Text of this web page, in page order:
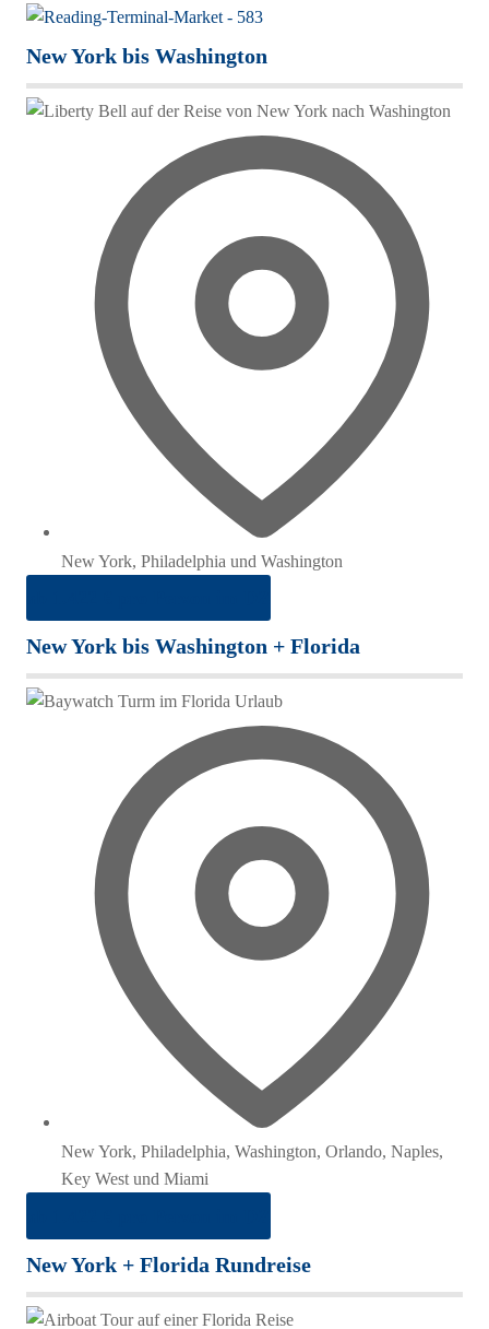
New York bis Washington
New York, Philadelphia und Washington
New York bis Washington + Florida
New York, Philadelphia, Washington, Orlando, Naples,
Key West und Miami
New York + Florida Rundreise